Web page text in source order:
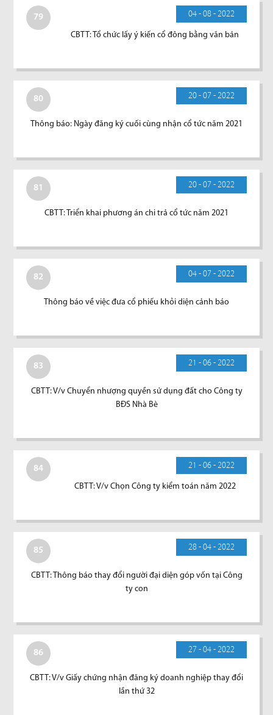
79 04 - 08 - 2022
CBTT: Tổ chức lấy ý kiến cổ đông bằng văn bản
80 20 - 07 - 2022
Thông báo: Ngày đăng ký cuối cùng nhận cổ tức năm 2021
81 20 - 07 - 2022
CBTT: Triển khai phương án chi trả cổ tức năm 2021
82 04 - 07 - 2022
Thông báo về việc đưa cổ phiếu khỏi diện cảnh báo
83 21 - 06 - 2022
CBTT: V/v Chuyển nhượng quyền sử dụng đất cho Công ty
BĐS Nhà Bè
84 21 - 06 - 2022
CBTT: V/v Chọn Công ty kiểm toán năm 2022
85 28 - 04 - 2022
CBTT: Thông báo thay đổi người đại diện góp vốn tại Công
ty con
86 27 - 04 - 2022
CBTT: V/v Giấy chứng nhận đăng ký doanh nghiệp thay đổi
lần thứ 32